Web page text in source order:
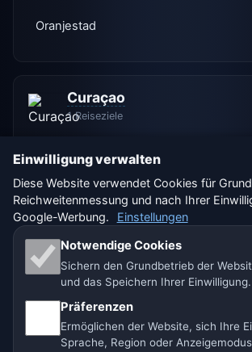
Oranjestad
Curaçao
1 Reiseziele
Türkei
9 Reiseziele
Istanbul
Antalya
Alanya
Einwilligung verwalten
Diese Website verwendet Cookies für
Reichweitenmessung und nach Ihrer
Google-Werbung.
Einstellungen
Notwendige Cookies
Sichern den Grundbetrieb der
und das Speichern Ihrer Einwilligung.
Präferenzen
Ermöglichen der Website, sich Ihre
Sprache, Region oder